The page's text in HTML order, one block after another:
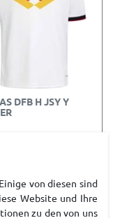
DFB H JSY Y
von diesen sind
Website und Ihre
zu den von uns